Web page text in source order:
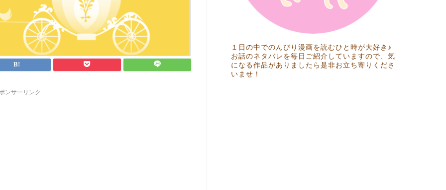
ンサーリンク
１日の中でのんびり漫画を読むひと時が大好き♪
お話のネタバレを毎日ご紹介していますので、気
になる作品がありましたら是非お立ち寄りくださ
いませ！